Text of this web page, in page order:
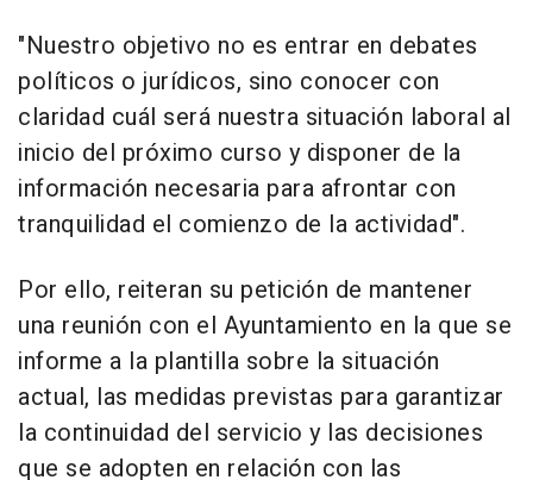
"Nuestro objetivo no es entrar en debates
políticos o jurídicos, sino conocer con
claridad cuál será nuestra situación laboral al
inicio del próximo curso y disponer de la
información necesaria para afrontar con
tranquilidad el comienzo de la actividad".
Por ello, reiteran su petición de mantener
una reunión con el Ayuntamiento en la que se
informe a la plantilla sobre la situación
actual, las medidas previstas para garantizar
la continuidad del servicio y las decisiones
que se adopten en relación con las